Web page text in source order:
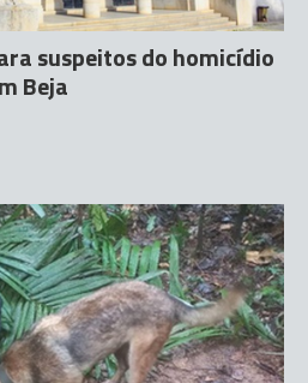
suspeitos do homicídio
Beja